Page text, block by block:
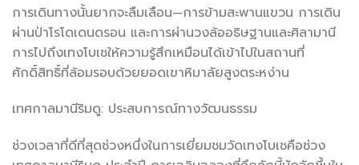
การเดินทางนั้นยากจะลืมเลือน—การข้ามสะพานแขวน การเดิน
ผ่านป่าโรโดเดนดรอน และการผ่านวงล้ออธิษฐานและศิลามานี
การไปถึงเทงโบเชให้ความรู้สึกเหมือนได้เข้าไปในสถานที่
ศักดิ์สิทธิ์ที่ล้อมรอบด้วยยอดเขาหิมาลัยสูงตระหง่าน
เทศกาลมานีริมดู: ประสบการณ์ทางวัฒนธรรม
ช่วงเวลาที่ดีที่สุดช่วงหนึ่งในการเยี่ยมชมวัดเทงโบเชคือช่วง